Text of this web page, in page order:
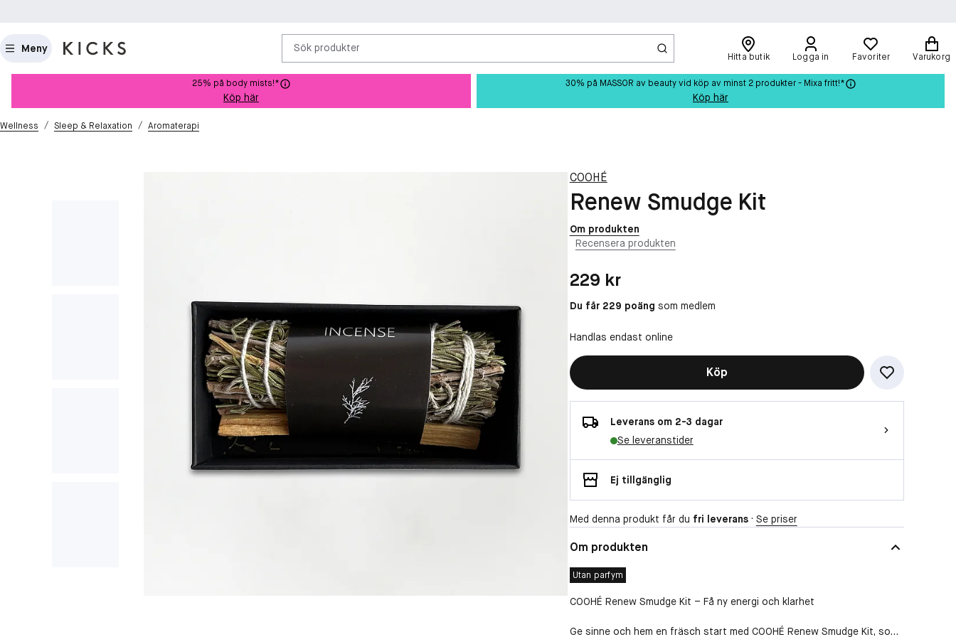
Meny Sök produkter
Hitta butik Logga in Favoriter Varukorg
25% på body mists!*
Köp här
30% på MASSOR av beauty vid köp av minst 2 produkter - Mixa fritt!*
Köp här
Wellness / Sleep & Relaxation / Aromaterapi
COOHÉ
Renew Smudge Kit
Om produkten
Recensera produkten
Pris: 229 kr
229 kr
Du får 229 poäng som medlem
Handlas endast online
Köp
Leverans om 2-3 dagar
Se leveranstider
Ej tillgänglig
Med denna produkt får du fri leverans· Se priser
Om produkten
Utan parfym
COOHÉ Renew Smudge Kit – Få ny energi och klarhet
Ge sinne och hem en fräsch start med COOHÉ Renew Smudge Kit, som